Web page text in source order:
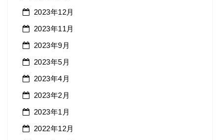
2023年12月
2023年11月
2023年9月
2023年5月
2023年4月
2023年2月
2023年1月
2022年12月